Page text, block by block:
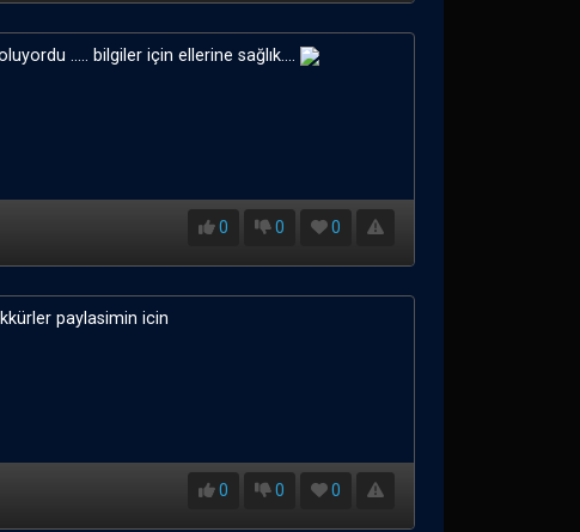
..... bilgiler için ellerine sağlık....
0 0 0
paylasimin icin
0 0 0